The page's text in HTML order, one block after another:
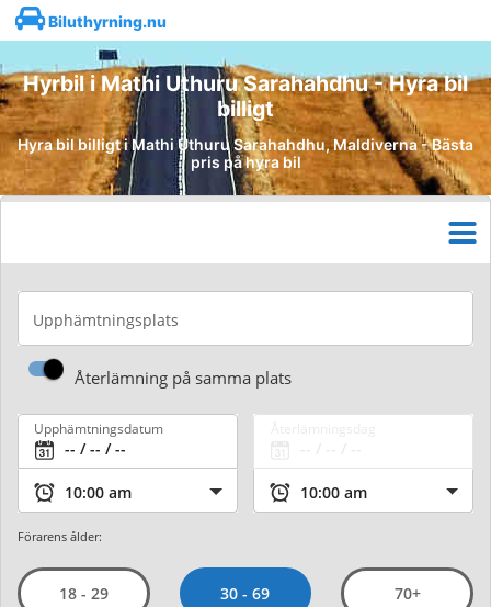
Biluthyrning.nu
Hyrbil i Mathi Uthuru Sarahahdhu - Hyra bil
billigt
Hyra bil billigt i Mathi Uthuru Sarahahdhu, Maldiverna - Bästa
pris på hyra bil
Upphämtningsplats
Återlämning på samma plats
Upphämtningsdatum
Förarens ålder:
18 - 29 30 - 69 70+